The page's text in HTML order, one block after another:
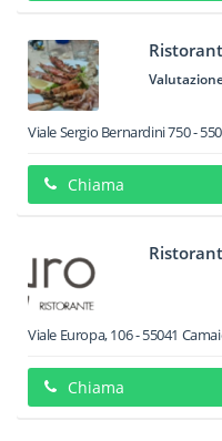
Viale Sergio Bernardini 750-
Chiama
Viale Europa, 106-55041
Chiama